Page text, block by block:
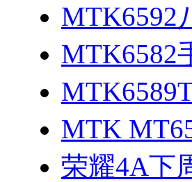
MTK6592
MTK6582
MTK
荣耀4A下